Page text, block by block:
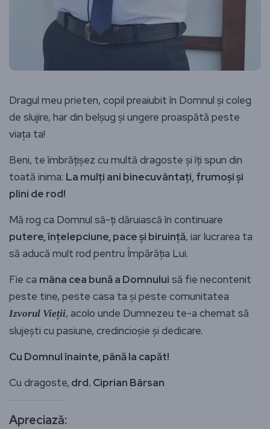
Dragul meu prieten, copil preaiubit în Domnul și coleg
de slujire, har din belșug și ungere proaspătă peste
viața ta!
Beni, te îmbrățișez cu multă dragoste și îți spun din
toată inima: La mulți ani binecuvântați, frumoși și
plini de rod!
Mă rog ca Domnul să-ți dăruiască în continuare
putere, înțelepciune, pace și biruință, iar lucrarea ta
să aducă mult rod pentru Împărăția Lui.
Fie ca mâna cea bună a Domnului să fie necontenit
peste tine, peste casa ta și peste comunitatea
Izvorul Vieții, acolo unde Dumnezeu te-a chemat să
slujești cu pasiune, credincioșie și dedicare.
Cu Domnul înainte, până la capăt!
Cu dragoste, drd. Ciprian Bârsan
Apreciază: